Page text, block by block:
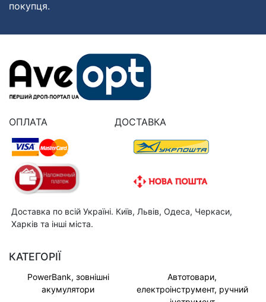
покупця.
ОПЛАТА ДОСТАВКА
Доставка по всій Україні. Київ, Львів, Одеса, Черкаси,
Харків та інші міста.
КАТЕГОРІЇ
PowerBank, зовнішні
акумулятори
Автотовари,
електроінструмент, ручний